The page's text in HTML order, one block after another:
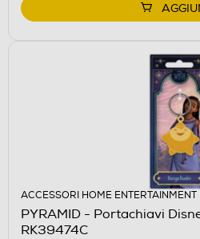
ACCESSORI HOME ENTERTAINMENT
PYRAMID - Portachiavi
RK39474C